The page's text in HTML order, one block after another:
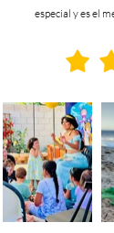
especial y es el